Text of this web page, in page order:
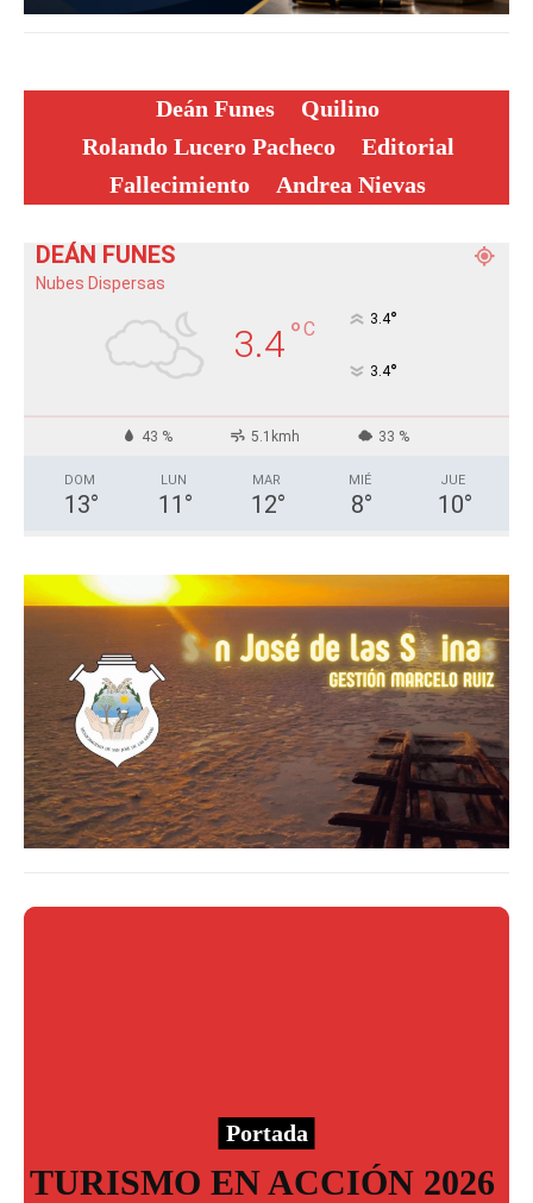
Deán Funes
Quilino
Rolando Lucero Pacheco
Editorial
Fallecimiento
Andrea Nievas
DEÁN FUNES
Nubes Dispersas
3.4°C 3.4°
3.4°
43 % 5.1kmh 33 %
DOM
13°
LUN
11 °
MAR
12°
MIÉ
8°
JUE
10°
Portada
TURISMO EN ACCIÓN 2026